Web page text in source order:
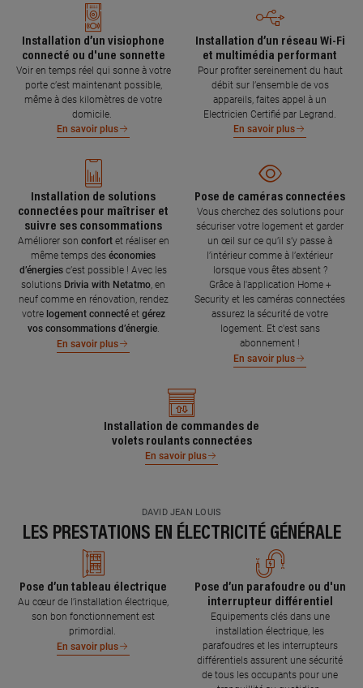
Installation d’un visiophone
connecté ou d'une sonnette
Voir en temps réel qui sonne à votre
porte c’est maintenant possible,
même à des kilomètres de votre
domicile.
En savoir plus
Installation d’un réseau Wi-Fi
et multimédia performant
Pour profiter sereinement du haut
débit sur l’ensemble de vos
appareils, faites appel à un
Electricien Certifié par Legrand.
En savoir plus
Installation de solutions
connectées pour maîtriser et
suivre ses consommations
Améliorer son confort et réaliser en
même temps des économies
d’énergies c’est possible ! Avec les
solutions Drivia with Netatmo, en
neuf comme en rénovation, rendez
votre logement connecté et gérez
vos consommations d’énergie.
En savoir plus
Pose de caméras connectées
Vous cherchez des solutions pour
sécuriser votre logement et garder
un œil sur ce qu’il s’y passe à
l’intérieur comme à l’extérieur
lorsque vous êtes absent ?
Grâce à l'application Home +
Security et les caméras connectées
assurez la sécurité de votre
logement. Et c'est sans
abonnement !
En savoir plus
Installation de commandes de
volets roulants connectées
En savoir plus
DAVID JEAN LOUIS
LES PRESTATIONS EN ÉLECTRICITÉ GÉNÉRALE
Pose d’un tableau électrique
Au cœur de l’installation électrique,
son bon fonctionnement est
primordial.
En savoir plus
Pose d’un parafoudre ou d'un
interrupteur différentiel
Equipements clés dans une
installation électrique, les
parafoudres et les interrupteurs
différentiels assurent une sécurité
de tous les occupants pour une